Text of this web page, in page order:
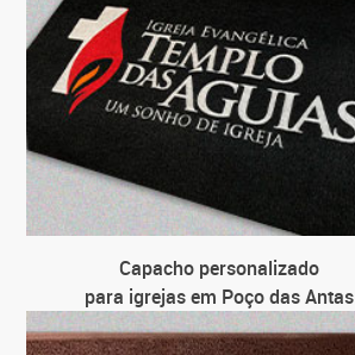
Capacho personalizado
para igrejas em Poço das Antas